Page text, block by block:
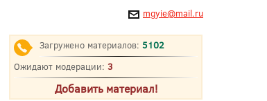
mgyie@mail.ru
Загружено материалов: 5102
Ожидают модерации: 3
Добавить материал!